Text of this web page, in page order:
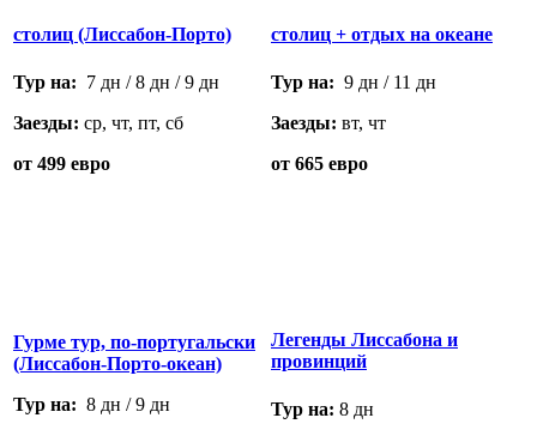
столиц (Лиссабон-Порто)
Тур на: 7 дн / 8 дн / 9 дн
Заезды: ср, чт, пт, сб
от 499 евро
столиц + отдых на океане
Тур на: 9 дн / 11 дн
Заезды: вт, чт
от 665 евро
Гурме тур, по-португальски
(Лиссабон-Порто-океан)
Тур на: 8 дн / 9 дн
Легенды Лиссабона и
провинций
Тур на: 8 дн